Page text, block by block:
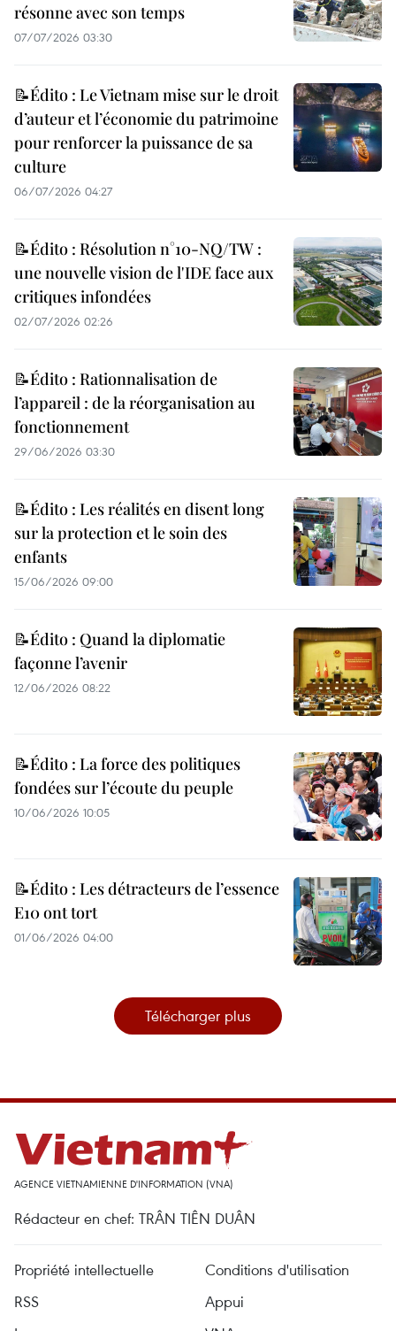
résonne avec son temps
07/07/2026 03:30
📝Édito : Le Vietnam mise sur le droit
d’auteur et l’économie du patrimoine
pour renforcer la puissance de sa
culture
06/07/2026 04:27
📝Édito : Résolution n°10-NQ/TW :
une nouvelle vision de l'IDE face aux
critiques infondées
02/07/2026 02:26
📝Édito : Rationnalisation de
l’appareil : de la réorganisation au
fonctionnement
29/06/2026 03:30
📝Édito : Les réalités en disent long
sur la protection et le soin des
enfants
15/06/2026 09:00
📝Édito : Quand la diplomatie
façonne l’avenir
12/06/2026 08:22
📝Édito : La force des politiques
fondées sur l’écoute du peuple
10/06/2026 10:05
📝Édito : Les détracteurs de l’essence
E10 ont tort
01/06/2026 04:00
Télécharger plus
AGENCE VIETNAMIENNE D'INFORMATION (VNA)
Rédacteur en chef: TRÂN TIÊN DUÂN
Propriété intellectuelle
Conditions d'utilisation
RSS
Appui